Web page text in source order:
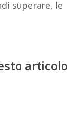
superare, le
articolo